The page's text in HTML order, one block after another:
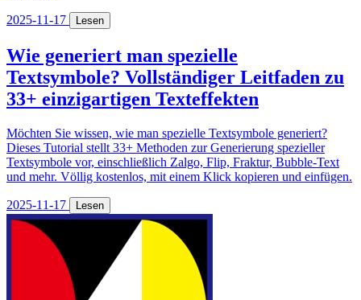
2025-11-17 Lesen
Wie generiert man spezielle
Textsymbole? Vollständiger Leitfaden zu
33+ einzigartigen Texteffekten
Möchten Sie wissen, wie man spezielle Textsymbole generiert?
Dieses Tutorial stellt 33+ Methoden zur Generierung spezieller
Textsymbole vor, einschließlich Zalgo, Flip, Fraktur, Bubble-Text
und mehr. Völlig kostenlos, mit einem Klick kopieren und einfügen.
2025-11-17 Lesen